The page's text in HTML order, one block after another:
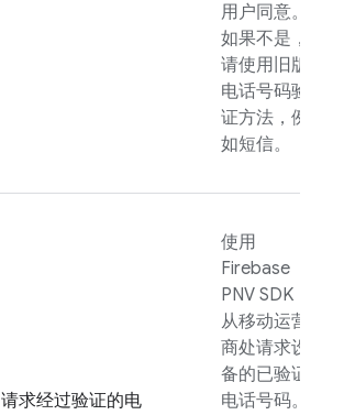
用户同意。
如果不是，
请使用旧版
电话号码验
证方法，例
如短信。
请求经过验证的电
使用
Firebase
PNV SDK
从移动运营
商处请求设
备的已验证
电话号码。